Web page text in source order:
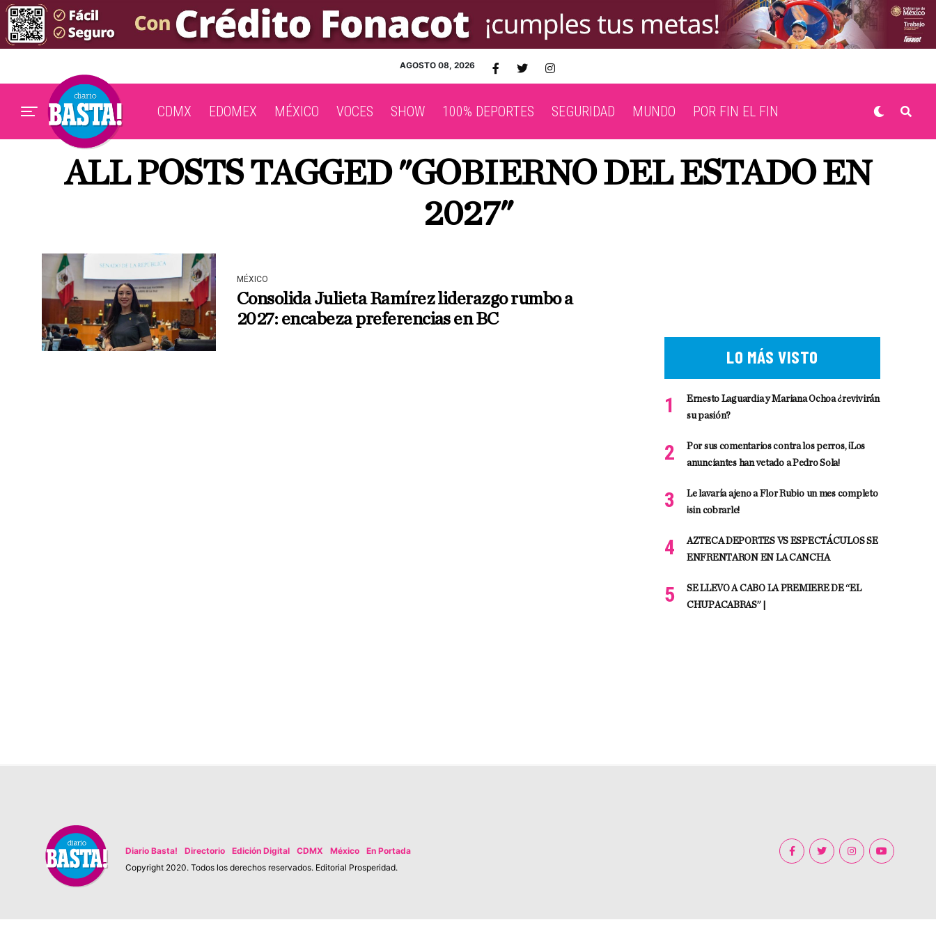
AGOSTO 08, 2026
CDMX EDOMEX MÉXICO VOCES SHOW 100% DEPORTES SEGURIDAD MUNDO POR FIN EL FIN
ALL POSTS TAGGED "GOBIERNO DEL ESTADO EN
2027"
MÉXICO
Consolida Julieta Ramírez liderazgo rumbo a
2027: encabeza preferencias en BC
LO MÁS VISTO
Ernesto Laguardia y Mariana Ochoa ¿revivirán
su pasión?
Por sus comentarios contra los perros, ¡Los
anunciantes han vetado a Pedro Sola!
Le lavaría ajeno a Flor Rubio un mes completo
¡sin cobrarle!
AZTECA DEPORTES VS ESPECTÁCULOS SE
ENFRENTARON EN LA CANCHA
SE LLEVO A CABO LA PREMIERE DE “EL
CHUPACABRAS” |
Diario Basta! Directorio Edición Digital CDMX México
En Portada
Copyright 2020. Todos los derechos reservados. Editorial Prosperidad.